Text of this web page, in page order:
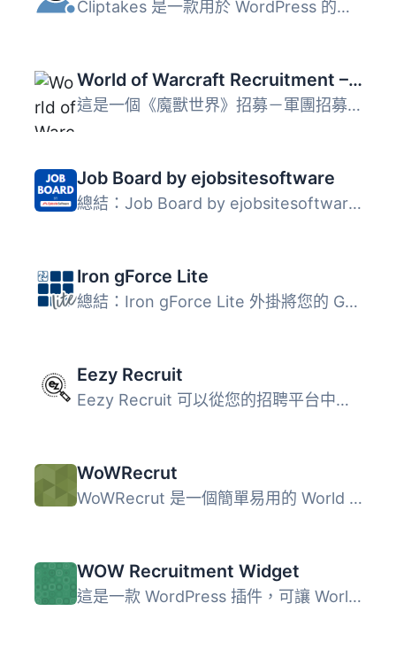
Cliptakes 是一款用於 WordPress 的一向式視頻訪談和自動編輯...
World of Warcraft Recruitment – Legion
這是一個《魔獸世界》招募－軍團招募的 WordPress外掛程式，...
Job Board by ejobsitesoftware
總結：Job Board by ejobsitesoftware 是針對WordPress的功能...
Iron gForce Lite
總結：Iron gForce Lite 外掛將您的 Greenhouse ATS 平台快速...
Eezy Recruit
Eezy Recruit 可以從您的招聘平台中提取開放職位，並通過簡單...
WoWRecrut
WoWRecrut 是一個簡單易用的 World of Warcraft 職業招募小工...
WOW Recruitment Widget
這是一款 WordPress 插件，可讓 World of Warcraft 公會顯示...